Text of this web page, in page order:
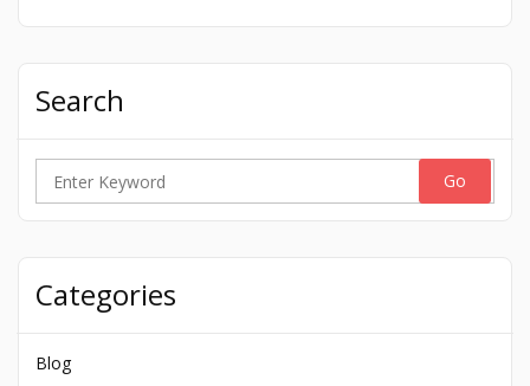
Search
Search
Categories
Blog